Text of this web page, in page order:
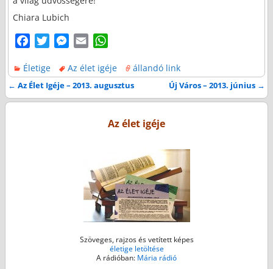
Chiara Lubich
c
e
b
i
t
t
M
s
s
e
a
i
l
a
t
s
p
Életige Az élet igéje állandó link
Bejegyzés navigáció
← Az Élet Igéje – 2013. augusztus Új Város – 2013. június →
Az élet igéje
Szöveges, rajzos és vetített képes
életige letöltése
A rádióban: Mária rádió